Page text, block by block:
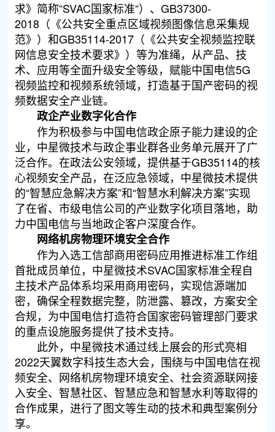
求》简称“SVAC国家标准“）、GB37300-
2018（《公共安全重点区域视频图像信息采集规
范》）和GB35114-2017（《公共安全视频监控联
网信息安全技术要求》）等为准绳，从产品、技
术、应用等全面升级安全等级，赋能中国电信5G
视频监控和视频系统领域，打造基于国产密码的视
频数据安全产业链。
政企产业数字化合作
作为积极参与中国电信政企原子能力建设的企
业，中星微技术与政企事业群各业务单元展开了广
泛合作。在政法公安领域，提供基于GB35114的核
心视频安全产品，在泛应急领域，中星微技术提供
的“智慧应急解决方案”和“智慧水利解决方案”实现
了在省、市级电信公司的产业数字化项目落地，助
力中国电信与当地政企客户深度合作。
网络机房物理环境安全合作
作为入选工信部商用密码应用推进标准工作组
首批成员单位，中星微技术SVAC国家标准全程自
主技术产品体系均采用商用密码，实现信源端加
密，确保全程数据完整，防泄露、篡改，方案安全
合规，为中国电信打造符合国家密码管理部门要求
的重点设施服务提供了技术支持。
此外，中星微技术通过线上展会的形式亮相
2022天翼数字科技生态大会，围绕与中国电信在视
频安全、网络机房物理环境安全、社会资源联网接
入安全、智慧社区、智慧应急和智慧水利等取得的
合作成果，进行了图文等生动的技术和典型案例分
享。